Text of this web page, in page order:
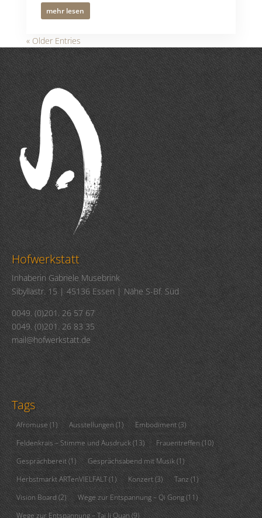
mehr lesen
« Older Entries
Hofwerkstatt
Inhaberin Gabriele Musebrink
Sibyllastr. 15 | 45136 Essen | Nähe S-Bf. Süd
0049. (0)201. 26 57 67
0049. (0)201. 26 83 35
mail@hofwerkstatt.de
Tags
Afromuse (1) Ausstellungen(1) Embodiment(3)
Feldenkrais – Stimme und Ausdruck(13) Frauentreffen(10)
Gesprächbereit(1) Gesprächsabend mit Musik(1)
Herbstmarkt ARTenVIELFALT(1) Konzert(3) Tanz (1)
Vision Board(2) Wege zur Entspannung – Qi Gong(11)
Wege zur Entspannung – Tai Ji Quan(9)